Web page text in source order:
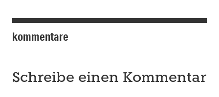
kommentare
Schreibe einen Kommentar